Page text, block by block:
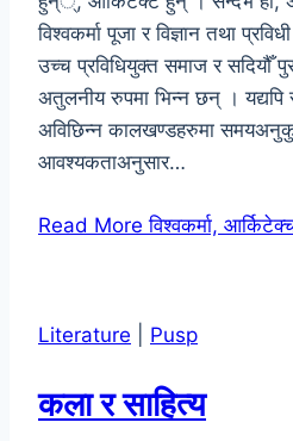
विश्वकर्मा पूजा र विज्ञान तथा
उच्च प्रविधियुक्त समाज र सदियौँ
अतुलनीय रुपमा भिन्न छन् । यद्यपि
अविछिन्न कालखण्डहरुमा
आवश्यकताअनुसार…
Read More विश्वकर्मा,
Literature Pusp
कला र साहित्य